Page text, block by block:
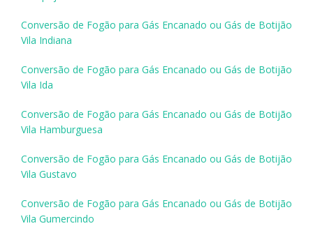
Conversão de Fogão para Gás Encanado ou Gás de Botijão
Vila Indiana
Conversão de Fogão para Gás Encanado ou Gás de Botijão
Vila Ida
Conversão de Fogão para Gás Encanado ou Gás de Botijão
Vila Hamburguesa
Conversão de Fogão para Gás Encanado ou Gás de Botijão
Vila Gustavo
Conversão de Fogão para Gás Encanado ou Gás de Botijão
Vila Gumercindo